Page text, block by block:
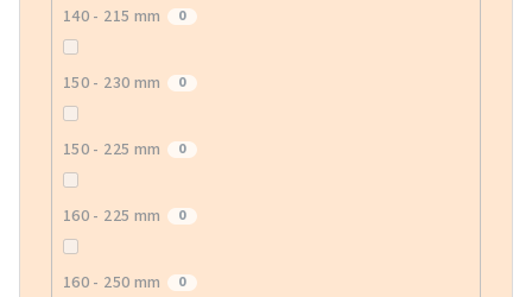
140 - 215 mm 0
150 - 230 mm 0
150 - 225 mm 0
160 - 225 mm 0
160 - 250 mm 0